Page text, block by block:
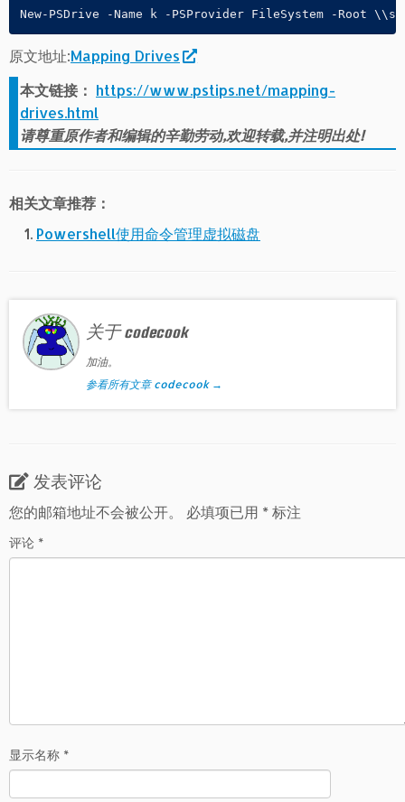
原文地址:Mapping Drives
本文链接： https://www.pstips.net/mapping-
drives.html
请尊重原作者和编辑的辛勤劳动,欢迎转载,并注明出处!
相关文章推荐：
Powershell使用命令管理虚拟磁盘
关于 codecook
加油。
参看所有文章 codecook →
发表评论
您的邮箱地址不会被公开。
必填项已用 *标注
评论 *
显示名称 *